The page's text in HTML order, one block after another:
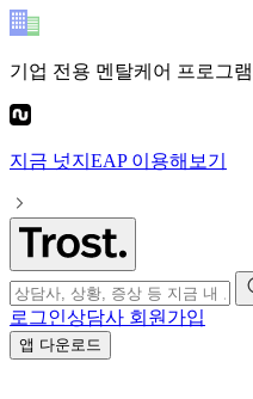
기업 전용 멘탈케어 프로그램
지금 넛지EAP이용해보기
로그인상담사 회원가입
앱 다운로드